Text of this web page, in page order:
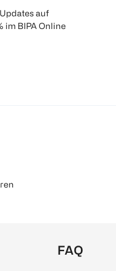
auf
im BIPA Online
FAQ